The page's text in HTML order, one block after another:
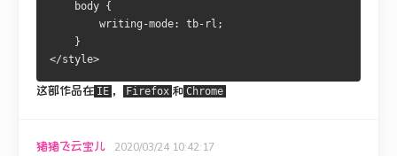
    body {
        writing-mode: tb-rl;
    }
</style>
这部作品在 IE ， Firefox 和 Chrome
猪猪飞云宝儿 2020/03/24 10:42:17